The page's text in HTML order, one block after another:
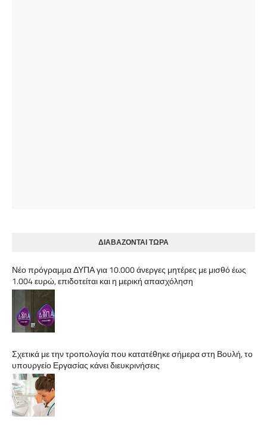
ΔΙΑΒΑΖΟΝΤΑΙ ΤΩΡΑ
Νέο πρόγραμμα ΔΥΠΑ για 10.000 άνεργες μητέρες με μισθό έως
1.004 ευρώ, επιδοτείται και η μερική απασχόληση
Σχετικά με την τροπολογία που κατατέθηκε σήμερα στη Βουλή, το
υπουργείο Εργασίας κάνει διευκρινήσεις